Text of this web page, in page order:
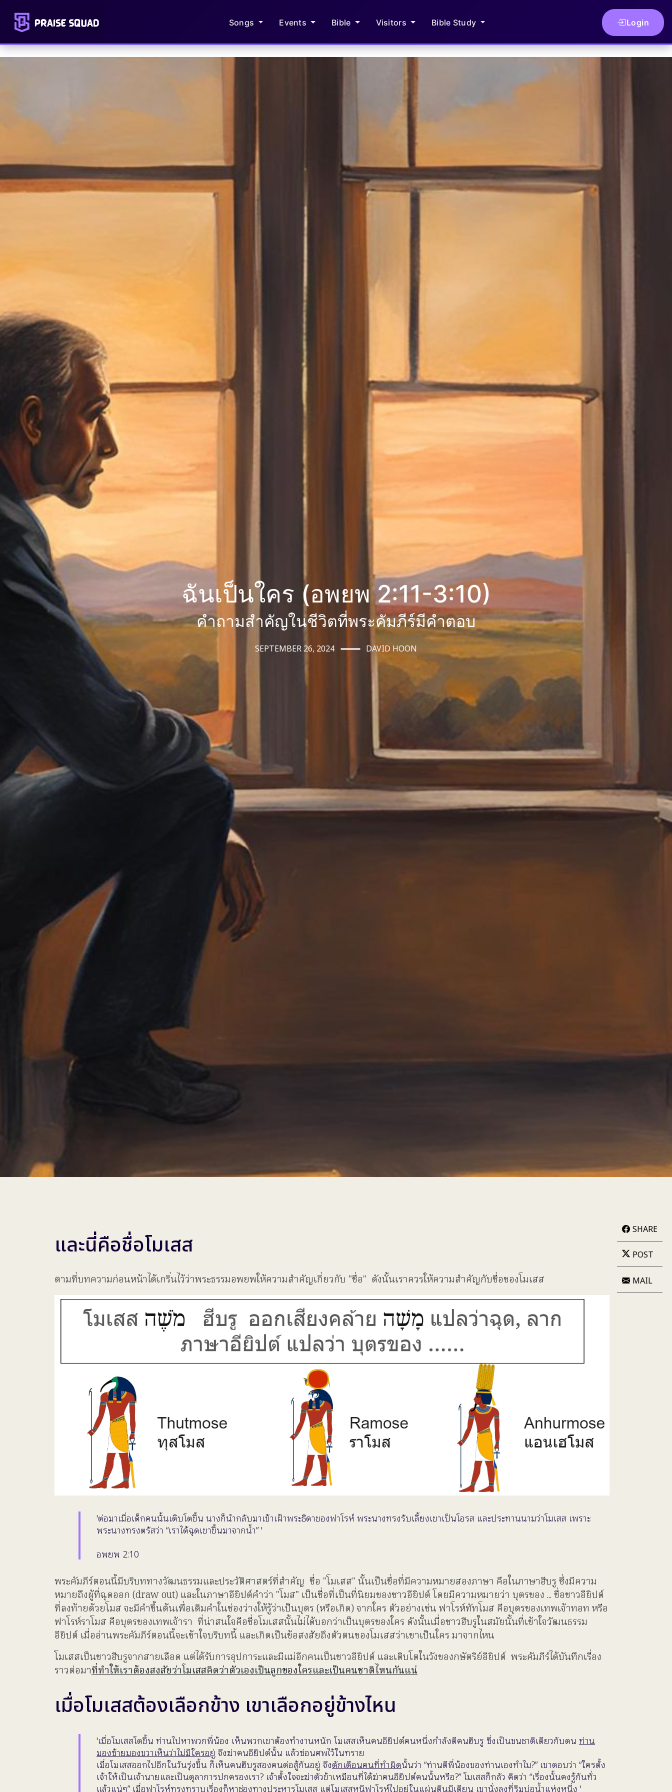
Songs Events Bible Visitors Bible Study Login
ฉันเป็นใคร (อพยพ 2:11-3:10)
คำถามสำคัญในชีวิตที่พระคัมภีร์มีคำตอบ
SEPTEMBER 26, 2024 DAVID HOON
SHARE
POST
MAIL
และนี่คือชื่อโมเสส
และนี่คือชื่อโมเสส
ตามที่บทความก่อนหน้าได้เกริ่นไว้ว่าพระธรรมอพยพให้ความสำคัญเกี่ยวกับ "ชื่อ" ดังนั้นเราควรให้ความสำคัญกับชื่อของโมเสส
'ต่อมาเมื่อเด็กคนนั้นเติบโตขึ้น นางก็นำกลับมาเข้าเฝ้าพระธิดาของฟาโรห์ พระนางทรงรับเลี้ยงเขาเป็นโอรส และประทานนามว่าโมเสส เพราะ
พระนางทรงตรัสว่า “เราได้ฉุดเขาขึ้นมาจากน้ำ” '
อพยพ 2:10
พระคัมภีร์ตอนนี้มีบริบททางวัฒนธรรมและประวัติศาสตร์ที่สำคัญ ชื่อ "โมเสส" นั้นเป็นชื่อที่มีความหมายสองภาษา คือในภาษาฮีบรู ซึ่งมีความ
หมายถึงผู้ที่ฉุดออก (draw out) และในภาษาอียิปต์คำว่า​ "โมส" เป็นชื่อที่เป็นที่นิยมของชาวอียิปต์ โดยมีความหมายว่า บุตรของ ... ชื่อชาวอียิปต์
ที่ลงท้ายด้วยโมส จะมีคำขึ้นต้นเพื่อเติมคำในช่องว่างให้รู้ว่าเป็นบุตร (หรือเกิด) จากใคร ตัวอย่างเช่น ฟาโรห์ทัทโมส คือบุตรของเทพเจ้าทอท หรือ
ฟาโรห์ราโมส คือบุตรของเทพเจ้ารา ที่น่าสนใจคือชื่อโมเสสนั้นไม่ได้บอกว่าเป็นบุตรของใคร ดังนั้นเมื่อชาวฮีบรูในสมัยนั้นที่เข้าใจวัฒนธรรม
อียิปต์ เมื่ออ่านพระคัมภีร์ตอนนี้จะเข้าใจบริบทนี้ และเกิดเป็นข้อสงสัยถึงตัวตนของโมเสสว่าเขาเป็นใคร มาจากไหน
โมเสสเป็นชาวฮีบรูจากสายเลือด แต่ได้รับการอุปการะและมีแม่อีกคนเป็นชาวอียิปต์ และเติบโตในวังของกษัตริย์อียิปต์ พระคัมภีร์ได้บันทึกเรื่อง
ราวต่อมาที่ทำให้เราต้องสงสัยว่าโมเสสคิดว่าตัวเองเป็นลูกของใครและเป็นคนชาติไหนกันแน่
เมื่อโมเสสต้องเลือกข้าง เขาเลือกอยู่ข้างไหน
'เมื่อโมเสสโตขึ้น ท่านไปหาพวกพี่น้อง เห็นพวกเขาต้องทำงานหนัก โมเสสเห็นคนอียิปต์คนหนึ่งกำลังตีคนฮีบรู ซึ่งเป็นชนชาติเดียวกับตน ท่าน
มองซ้ายมองขวาเห็นว่าไม่มีใครอยู่ จึงฆ่าคนอียิปต์นั้น แล้วซ่อนศพไว้ในทราย
เมื่อโมเสสออกไปอีกในวันรุ่งขึ้น ก็เห็นคนฮีบรูสองคนต่อสู้กันอยู่ จึงตักเตือนคนที่ทำผิดนั้นว่า “ท่านตีพี่น้องของท่านเองทำไม?” เขาตอบว่า “ใครตั้ง
เจ้าให้เป็นเจ้านายและเป็นตุลาการปกครองเรา? เจ้าตั้งใจจะฆ่าตัวข้าเหมือนที่ได้ฆ่าคนอียิปต์คนนั้นหรือ?” โมเสสก็กลัว คิดว่า “เรื่องนั้นคงรู้กันทั่ว
แล้วแน่ๆ” เมื่อฟาโรห์ทรงทราบเรื่องก็หาช่องทางประหารโมเสส แต่โมเสสหนีฟาโรห์ไปอยู่ในแผ่นดินมีเดียน เขานั่งลงที่ริมบ่อน้ำแห่งหนึ่ง '